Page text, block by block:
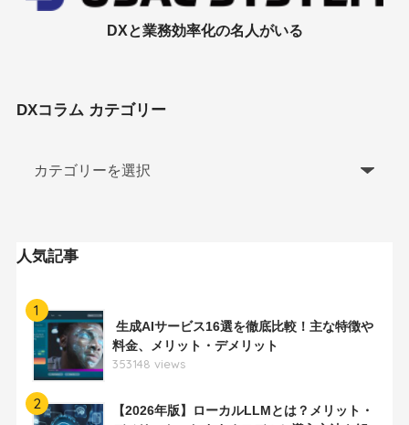
DXと業務効率化の名人がいる
DXコラム カテゴリー
人気記事
1
生成AIサービス16選を徹底比較！主な特徴や
料金、メリット・デメリット
353148 views
2
【2026年版】ローカルLLMとは？メリット・